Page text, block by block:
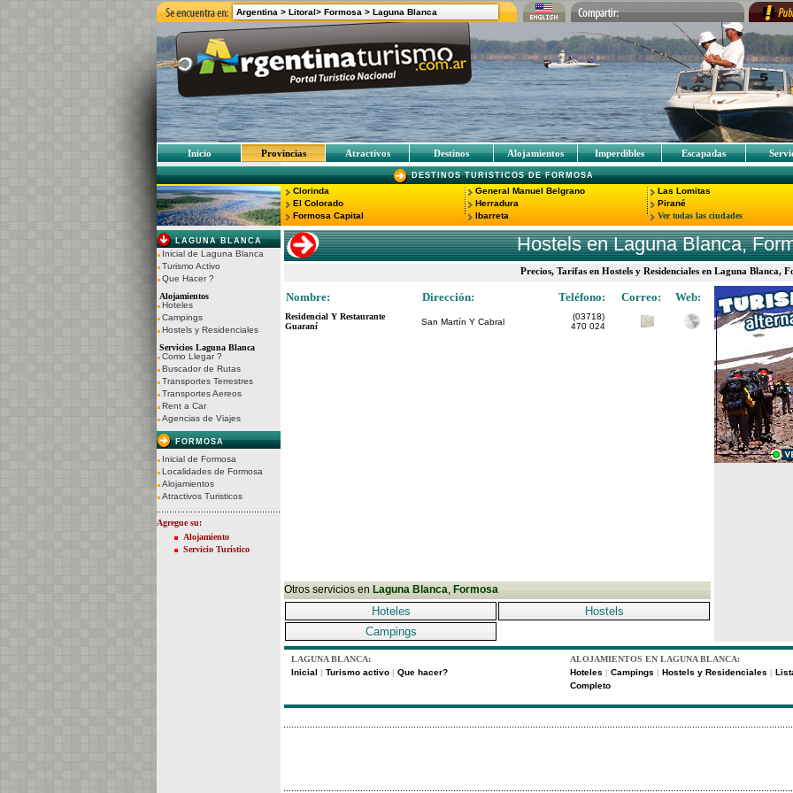
Argentina > Litoral> Formosa > Laguna Blanca
Inicio Provincias Atractivos Destinos Alojamientos Imperdibles Escapadas
DESTINOS TURISTICOS DE FORMOSA
Clorinda
El Colorado
Formosa Capital
General Manuel Belgrano
Herradura
Ibarreta
Las Lomitas
Pirané
Ver todas las ciudades
LAGUNA BLANCA
Inicial de Laguna Blanca
Turismo Activo
Que Hacer ?
Alojamientos
Hoteles
Campings
Hostels y Residenciales
Servicios Laguna Blanca
Como Llegar ?
Buscador de Rutas
Transportes Terrestres
Transportes Aereos
Rent a Car
Agencias de Viajes
FORMOSA
Inicial de Formosa
Localidades de Formosa
Alojamientos
Atractivos Turisticos
Agregue su:
Alojamiento
Servicio Turístico
Hostels en Laguna Blanca,
Precios, Tarifas en Hostels y Residenciales en Laguna Blanca,
Nombre: Dirección: Teléfono: Correo: Web:
Residencial Y Restaurante
Guaraní
San Martín Y Cabral
(03718)
470 024
Otros servicios en Laguna Blanca, Formosa
Hoteles
Hostels
Campings
LAGUNA BLANCA:
Inicial
Turismo activo Que hacer?
ALOJAMIENTOS EN LAGUNA BLANCA:
Hoteles
Campings Hostels y Residenciales
Completo